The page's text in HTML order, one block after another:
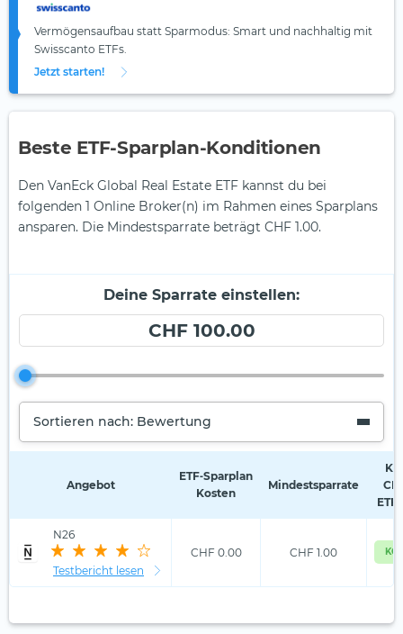
Vermögensaufbau statt Sparmodus: Smart und nachhaltig mit
Swisscanto ETFs.
Jetzt starten!
Beste ETF-Sparplan-Konditionen
Den VanEck Global Real Estate ETF kannst du bei
folgenden 1 Online Broker(n) im Rahmen eines Sparplans
ansparen. Die Mindestsparrate beträgt CHF 1.00.
Deine Sparrate einstellen:
CHF 100.00
Sortieren nach: Bewertung
Angebot
ETF‑Sparplan
Kosten
Mindestsparrate
N26
Testbericht lesen
CHF 0.00 CHF 1.00